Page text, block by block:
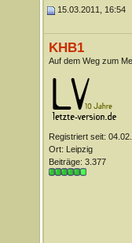
15.03.2011, 16:54
KHB1
Auf dem Weg zum
Registriert seit:
Ort: Leipzig
Beiträge: 3.377